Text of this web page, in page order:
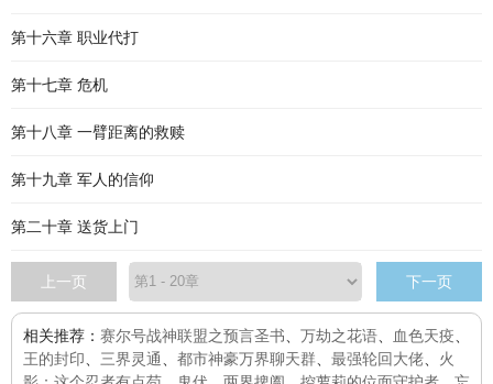
第十六章 职业代打
第十七章 危机
第十八章 一臂距离的救赎
第十九章 军人的信仰
第二十章 送货上门
上一页 下一页
相关推荐： 赛尔号战神联盟之预言圣书 万劫之花语 血色天疫
王的封印
三界灵通 都市神豪万界聊天群 最强轮回大佬
火